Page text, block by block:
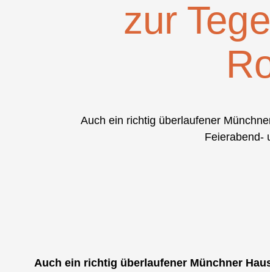
zur
Auch ein richtig überlaufener
Feierabend-
Auch ein richtig überlaufener Münchner